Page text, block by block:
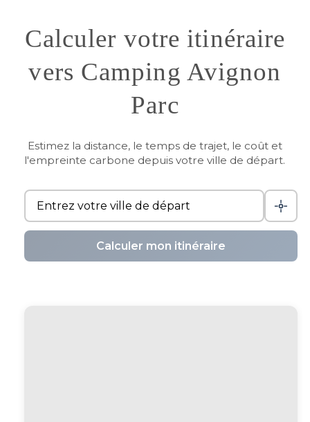
Calculer votre itinéraire
vers Camping Avignon
Parc
Estimez la distance, le temps de trajet, le coût et
l'empreinte carbone depuis votre ville de départ.
Calculer mon itinéraire